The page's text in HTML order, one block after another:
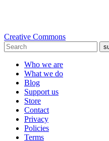
Creative Commons
Who we are
What we do
Blog
Support us
Store
Contact
Privacy
Policies
Terms